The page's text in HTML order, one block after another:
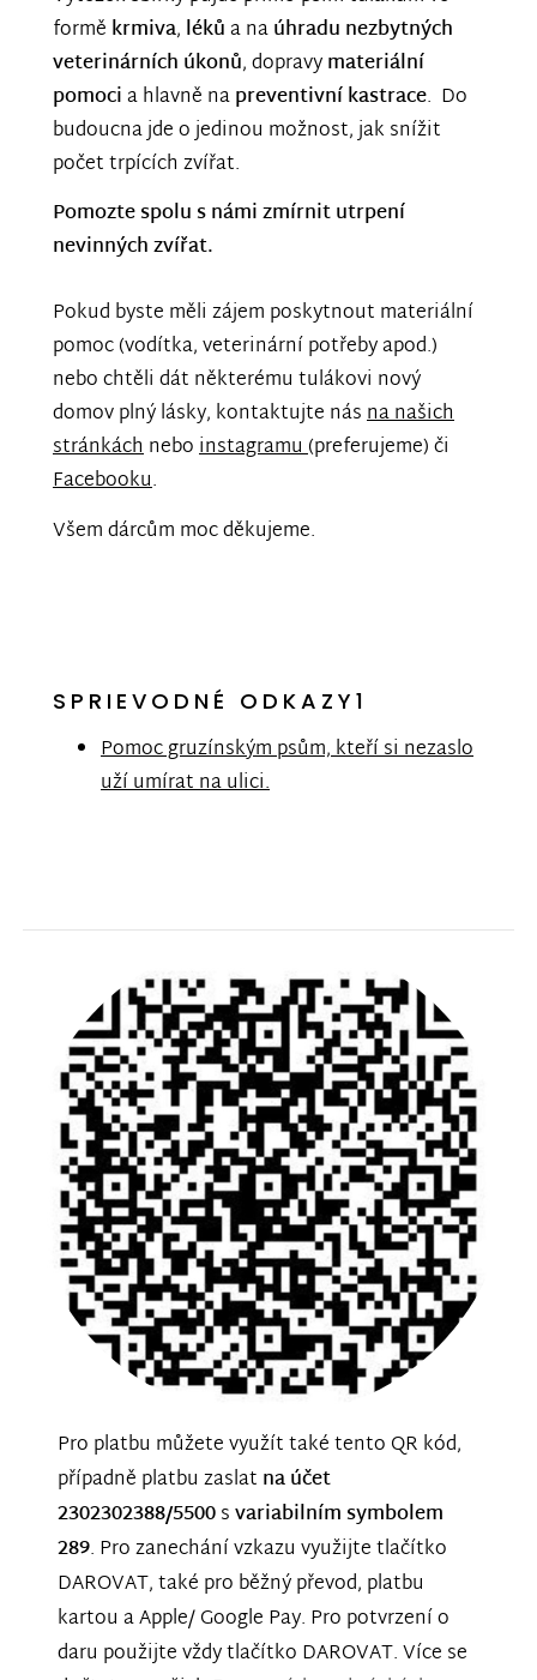
formě krmiva, lékůa naúhradu nezbytných
veterinárních úkonů, dopravymateriální
pomocia hlavně napreventivní kastrace. Do
budoucna jde o jedinou možnost, jak snížit
počet trpících zvířat.
Pomozte spolu s námi zmírnit utrpení
nevinných zvířat.
Pokud byste měli zájem poskytnout materiální
pomoc (vodítka, veterinární potřeby apod.)
nebo chtěli dát některému tulákovi nový
domov plný lásky, kontaktujte násna našich
stránkáchneboinstagramu(preferujeme) či
Facebooku.
Všem dárcům moc děkujeme.
SPRIEVODNÉ ODKAZY1
Pomoc gruzínským psům, kteří si nezaslo
uží umírat na ulici.
Pro platbu můžete využít také tento QR kód,
případně platbu zaslat na účet
2302302388/5500svariabilním symbolem
289. Pro zanechání vzkazu využijte tlačítko
DAROVAT, také pro běžný převod, platbu
kartou a Apple/ Google Pay. Pro potvrzení o
daru použijte vždy tlačítko DAROVAT. Více se